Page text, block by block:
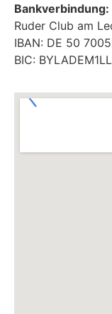
Bankverbindung:
Ruder Club am
IBAN: DE 50
BIC: